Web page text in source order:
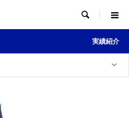

実績紹介